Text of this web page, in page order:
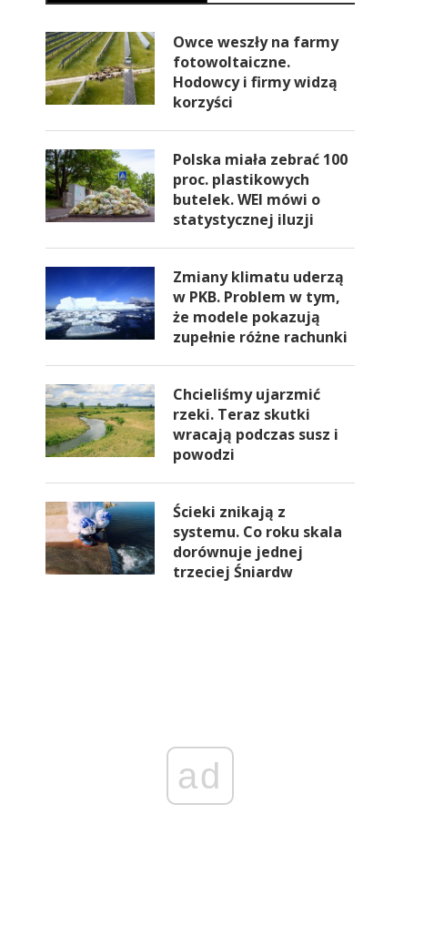
Owce weszły na farmy
fotowoltaiczne.
Hodowcy i firmy widzą
korzyści
Polska miała zebrać 100
proc. plastikowych
butelek. WEI mówi o
statystycznej iluzji
Zmiany klimatu uderzą
w PKB. Problem w tym,
że modele pokazują
zupełnie różne rachunki
Chcieliśmy ujarzmić
rzeki. Teraz skutki
wracają podczas susz i
powodzi
Ścieki znikają z
systemu. Co roku skala
dorównuje jednej
trzeciej Śniardw
ad